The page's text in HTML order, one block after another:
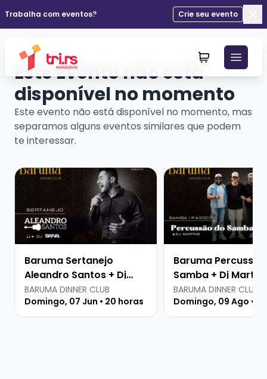
Trabalha com eventos?
Crie seu evento
Este Evento não está
disponível no momento
Este evento não está disponível no momento, mas
separamos alguns eventos similares que podem
te interessar.
Veja mais sobre Baruma Sertanejo Aleandro Santos +
Baruma Sertanejo
Aleandro Santos + Dj
Sana
BARUMA DINNER CLUB
Domingo, 07 Jun • 20 horas
Veja mais sobre
Baruma
Samba + Dj
BARUMA DINNER CLUB
Domingo, 09 Ago •